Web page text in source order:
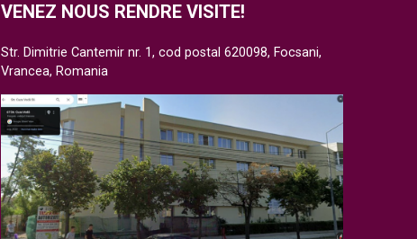
VENEZ NOUS RENDRE VISITE!
Str. Dimitrie Cantemir nr. 1, cod postal 620098, Focsani,
Vrancea, Romania